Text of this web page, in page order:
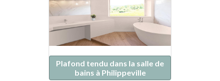
Plafond tendu dans la salle de
bains à Philippeville